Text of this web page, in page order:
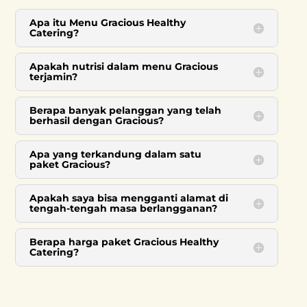
Apa itu Menu Gracious Healthy
Catering?
Apakah nutrisi dalam menu Gracious
terjamin?
Berapa banyak pelanggan yang telah
berhasil dengan Gracious?
Apa yang terkandung dalam satu
paket Gracious?
Apakah saya bisa mengganti alamat di
tengah-tengah masa berlangganan?
Berapa harga paket Gracious Healthy
Catering?